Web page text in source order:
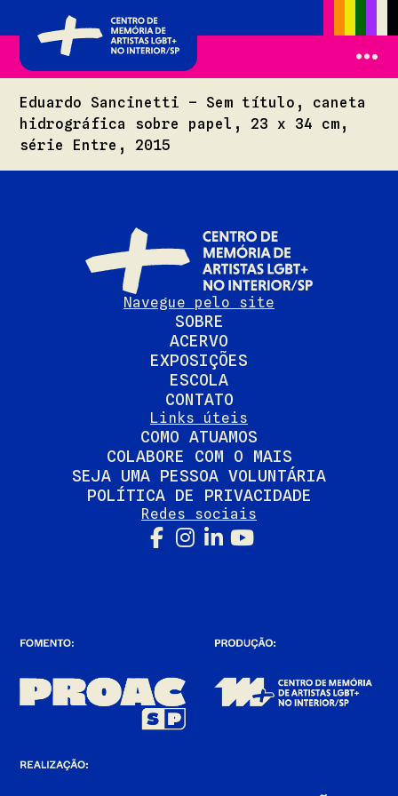
Eduardo Sancinetti – Sem título, caneta
hidrográfica sobre papel, 23 x 34 cm,
série Entre, 2015
Navegue pelo site
SOBRE
ACERVO
EXPOSIÇÕES
ESCOLA
CONTATO
Links úteis
COMO ATUAMOS
COLABORE COM O MAIS
SEJA UMA PESSOA VOLUNTÁRIA
POLÍTICA DE PRIVACIDADE
Redes sociais